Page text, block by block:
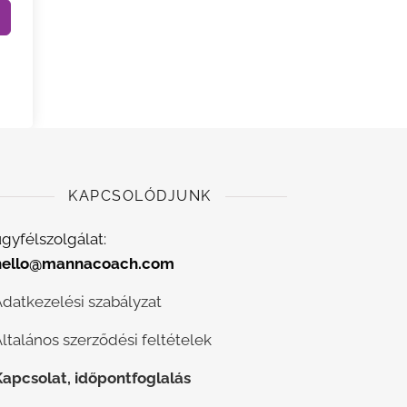
KAPCSOLÓDJUNK
szabályzat
szerződési feltételek
időpontfoglalás